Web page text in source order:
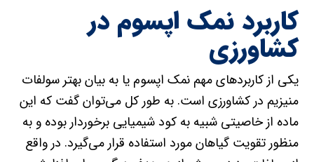
کاربرد نمک اپسوم در
کشاورزی
یکی از کاربردهای مهم نمک اپسوم یا به بیان بهتر سولفات
منیزیم در کشاورزی است. به طور کل می‌توان گفت که این
ماده از خاصیتی شبیه به کود شیمیایی برخوردار بوده و به
منظور تقویت گیاهان مورد استفاده قرار می‌گیرد. در واقع